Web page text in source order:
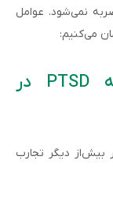
نمی‌شود. عوامل
می‌کنیم:
شایع‌ترین تروماهای منجربه PTSD در
بیش‌از دیگر تجارب